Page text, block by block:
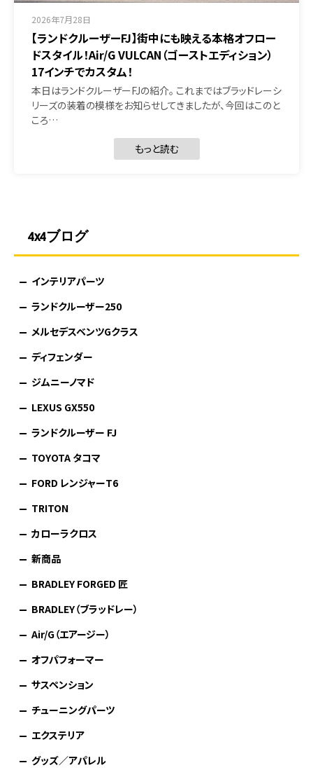
2026年7月28日
【ランドクルーザーFJ】街中にも映える本格オフロー
ドスタイル！Air/G VULCAN（ゴーストエディション）
17インチでカスタム！
本日はランドクルーザーFJの紹介。 これまではブラッドレーシ
リーズの装着の模様をお知らせしてきましたが、今回はこのと
ころ…
もっと読む
4x4ブログ
インテリアパーツ
ランドクルーザー250
メルセデスベンツGクラス
ディフェンダー
ジムニーノマド
LEXUS GX550
ランドクルーザー FJ
TOYOTA タコマ
FORD レンジャーT6
TRITON
カローラクロス
新商品
BRADLEY FORGED 匠
BRADLEY（ブラッドレー）
Air/G（エアージー）
オフパフォーマー
サスペンション
チューニングパーツ
エクステリア
グッズ／アパレル